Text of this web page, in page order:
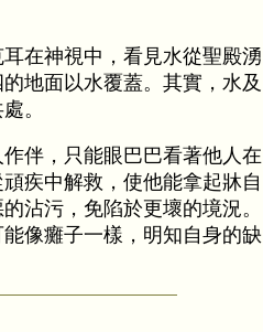
在神視中，看見水從聖殿湧
地面以水覆蓋。其實，水及
。
伴，只能眼巴巴看著他人在
疾中解救，使他能拿起牀自
沾污，免陷於更壞的境況。
像癱子一樣，明知自身的缺